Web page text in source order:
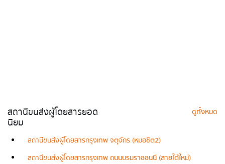
สถานีขนส่งผู้โดยสารยอด
นิยม
ดูทั้งหมด
สถานีขนส่งผู้โดยสารกรุงเทพ จตุจักร (หมอชิต2)
สถานีขนส่งผู้โดยสารกรุงเทพ ถนนบรมราชชนนี (สายใต้ใหม่)